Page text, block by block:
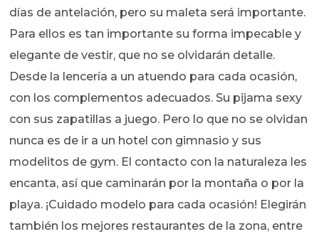
días de antelación, pero su maleta será importante.
Para ellos es tan importante su forma impecable y
elegante de vestir, que no se olvidarán detalle.
Desde la lencería a un atuendo para cada ocasión,
con los complementos adecuados. Su pijama sexy
con sus zapatillas a juego. Pero lo que no se olvidan
nunca es de ir a un hotel con gimnasio y sus
modelitos de gym. El contacto con la naturaleza les
encanta, así que caminarán por la montaña o por la
playa. ¡Cuidado modelo para cada ocasión! Elegirán
también los mejores restaurantes de la zona, entre